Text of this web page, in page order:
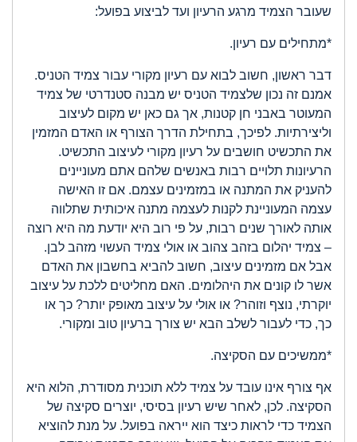
שעובר הצמיד מרגע הרעיון ועד לביצוע בפועל:
*מתחילים עם רעיון.
דבר ראשון, חשוב לבוא עם רעיון מקורי עבור צמיד הטניס.
אמנם זה נכון שלצמיד הטניס יש מבנה סטנדרטי של צמיד
המעוטר באבני חן קטנות, אך גם כאן יש מקום לעיצוב
וליצירתיות. לפיכך, בתחילת הדרך הצורף או האדם המזמין
את התכשיט חושבים על רעיון מקורי לעיצוב התכשיט.
הרעיונות תלויים רבות באנשים שלהם אתם מעוניינים
להעניק את המתנה או במזמינים עצמם. אם זו האישה
עצמה המעוניינת לקנות לעצמה מתנה איכותית שתלווה
אותה לאורך שנים רבות, על פי רוב היא יודעת מה היא רוצה
– צמיד יהלום בזהב צהוב או אולי צמיד העשוי מזהב לבן.
אבל אם מזמינים עיצוב, חשוב להביא בחשבון את האדם
אשר לו קונים את היהלומים. האם מחליטים ללכת על עיצוב
יוקרתי, נוצף וזוהר? או אולי על עיצוב מאופק יותר? כך או
כך, כדי לעבור לשלב הבא יש צורך ברעיון טוב ומקורי.
*ממשיכים עם הסקיצה.
אף צורף אינו עובד על צמיד ללא תוכנית מסודרת, הלוא היא
הסקיצה. לכן, לאחר שיש רעיון בסיסי, יוצרים סקיצה של
הצמיד כדי לראות כיצד הוא ייראה בפועל. על מנת להוציא